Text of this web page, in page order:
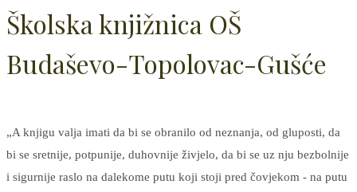
Školska knjižnica OŠ
Budaševo-Topolovac-Gušće
„A knjigu valja imati da bi se obranilo od neznanja, od gluposti, da
bi se sretnije, potpunije, duhovnije živjelo, da bi se uz nju bezbolnije
i sigurnije raslo na dalekome putu koji stoji pred čovjekom - na putu